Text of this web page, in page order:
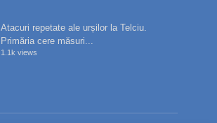
Atacuri repetate ale urșilor la Telciu.
Primăria cere măsuri...
1.1k views